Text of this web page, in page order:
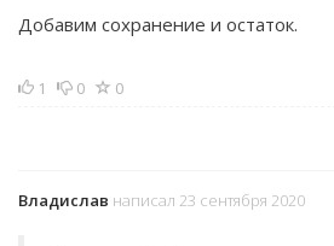
Добавим сохранение и остаток.
1 0 0
Владислав написал 23 сентября 2020